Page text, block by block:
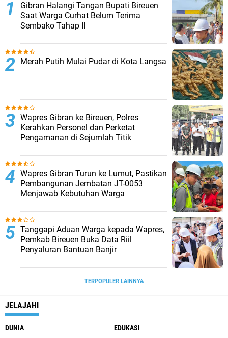
Gibran Halangi Tangan Bupati Bireuen
Saat Warga Curhat Belum Terima
Sembako Tahap II
Merah Putih Mulai Pudar di Kota Langsa
Wapres Gibran ke Bireuen, Polres
Kerahkan Personel dan Perketat
Pengamanan di Sejumlah Titik
Wapres Gibran Turun ke Lumut, Pastikan
Pembangunan Jembatan JT-0053
Menjawab Kebutuhan Warga
Tanggapi Aduan Warga kepada Wapres,
Pemkab Bireuen Buka Data Riil
Penyaluran Bantuan Banjir
TERPOPULER LAINNYA
JELAJAHI
DUNIA
EDUKASI